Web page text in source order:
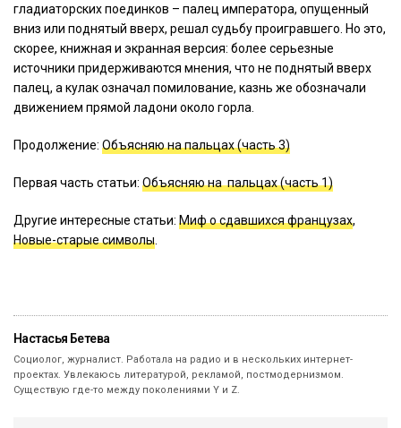
гладиаторских поединков – палец императора, опущенный
вниз или поднятый вверх, решал судьбу проигравшего. Но это,
скорее, книжная и экранная версия: более серьезные
источники придерживаются мнения, что не поднятый вверх
палец, а кулак означал помилование, казнь же обозначали
движением прямой ладони около горла.
Продолжение: Объясняю на пальцах (часть 3)
Первая часть статьи: Объясняю на пальцах (часть 1)
Другие интересные статьи: Миф о сдавшихся французах,
Новые-старые символы
Настасья Бетева
Социолог, журналист. Работала на радио и в нескольких интернет-
проектах. Увлекаюсь литературой, рекламой, постмодернизмом.
Существую где-то между поколениями Y и Z.